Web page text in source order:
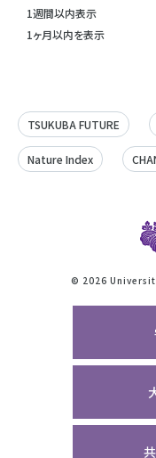
1週間以内表示
1ヶ月以内を表示
TSUKUBA FUTURE
Nature Index
© 2026